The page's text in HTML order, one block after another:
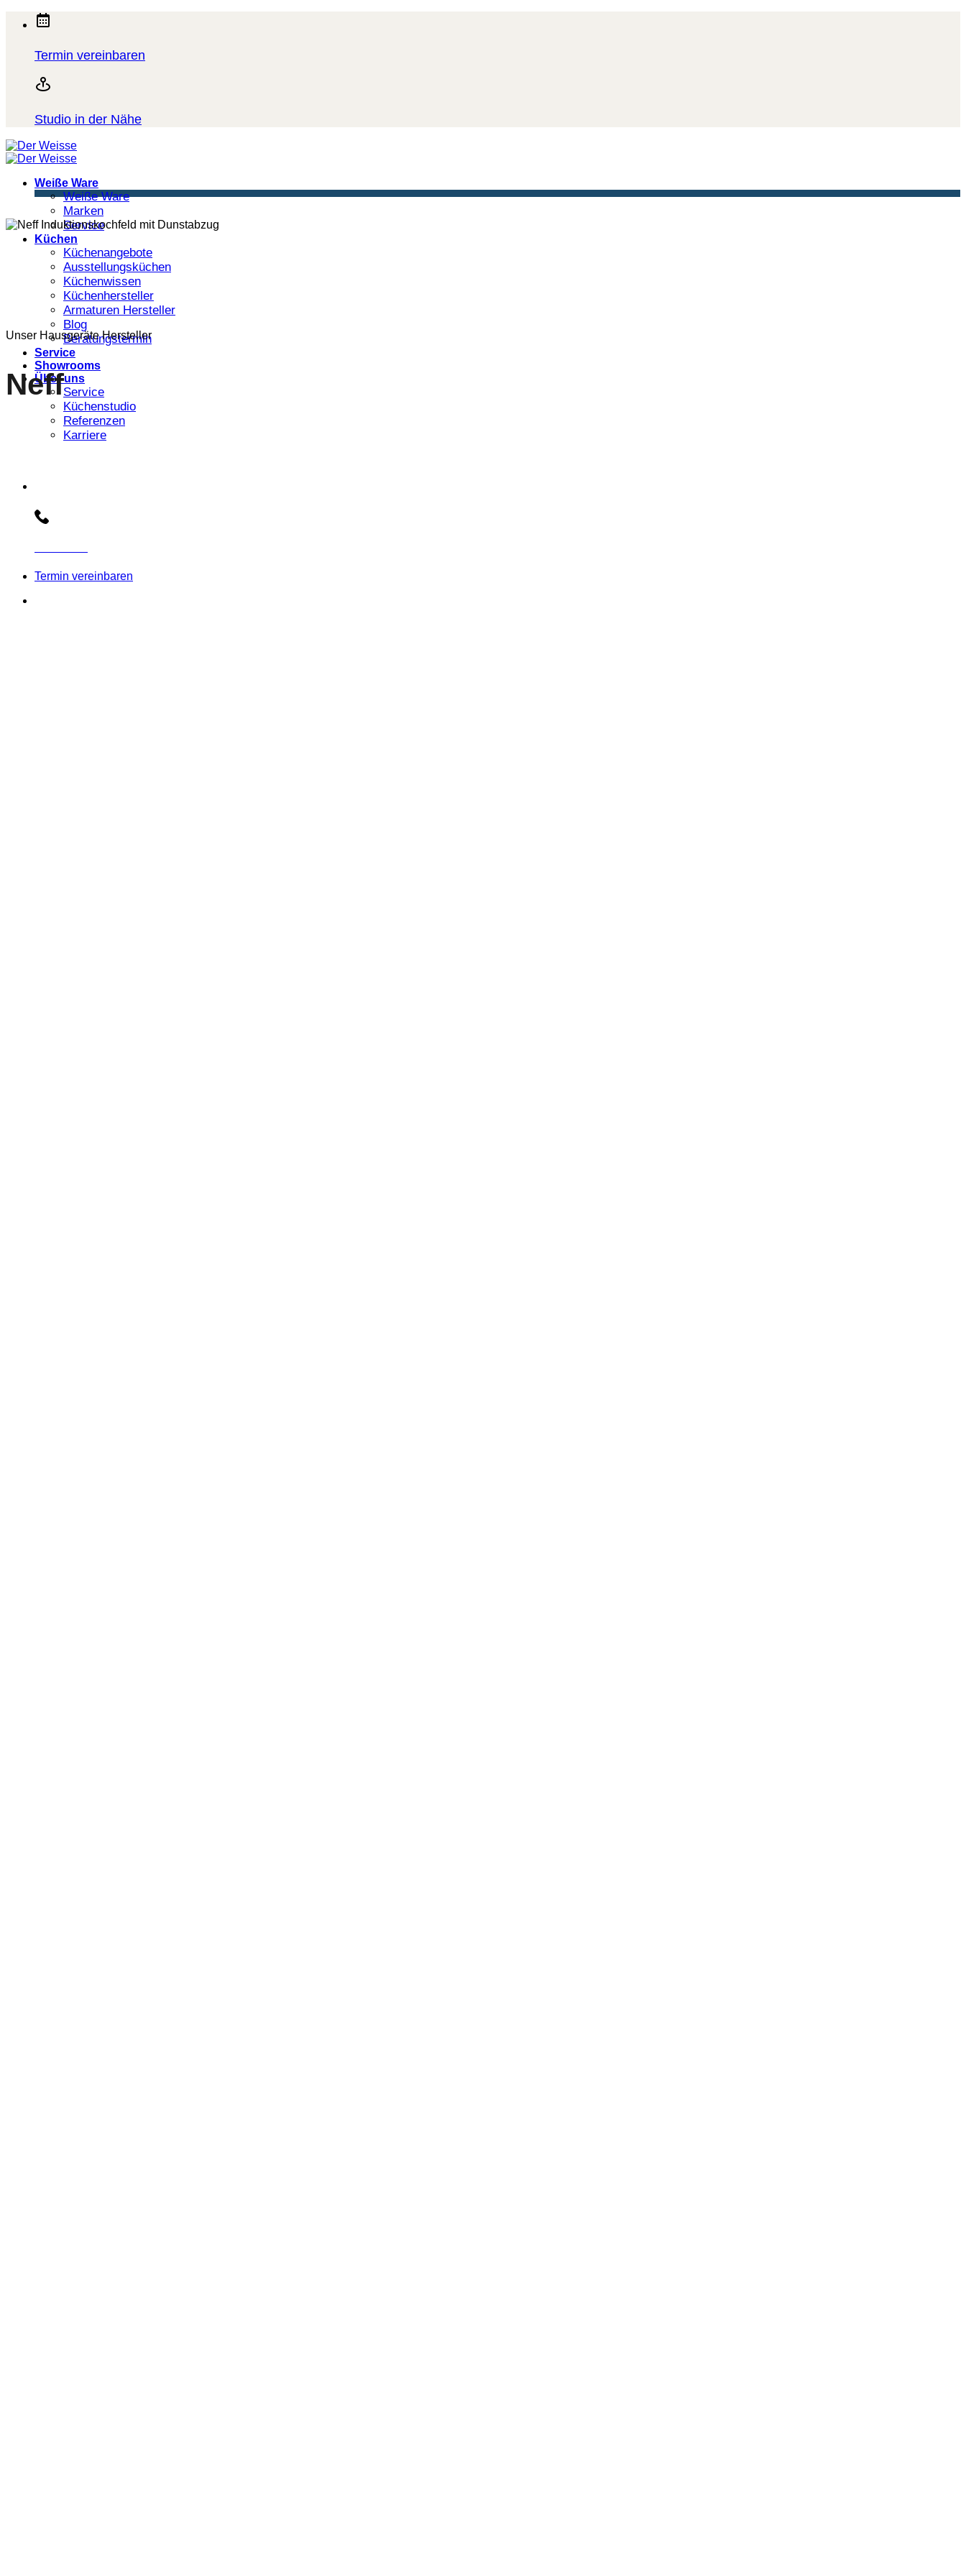
Inhalt
Termin vereinbaren
Studio in der Nähe
Weiße Ware
Weiße Ware
Marken
Service
Küchen
Küchenangebote
Ausstellungsküchen
Küchenwissen
Küchenhersteller
Armaturen Hersteller
Blog
Beratungstermin
Service
Showrooms
Über uns
Service
Küchenstudio
Referenzen
Karriere
Termin vereinbaren
Unser Hausgeräte Hersteller
Neff